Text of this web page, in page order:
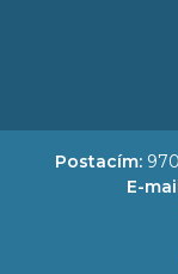
Postacím:
E-